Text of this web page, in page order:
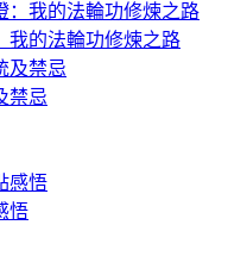
我的法輪功修煉之路
禁忌
悟